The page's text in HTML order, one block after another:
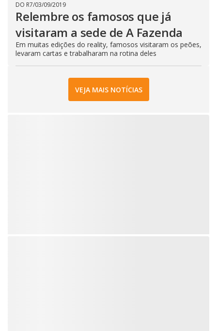
DO R7/03/09/2019
Relembre os famosos que já
visitaram a sede de A Fazenda
Em muitas edições do reality, famosos visitaram os peões,
levaram cartas e trabalharam na rotina deles
VEJA MAIS NOTÍCIAS